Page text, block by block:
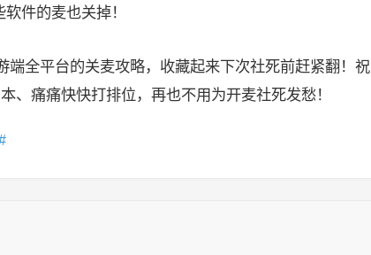
件的麦也关掉！
端全平台的关麦攻略，收藏起来下次社死前赶紧翻！祝
、痛痛快快打排位，再也不用为开麦社死发愁！